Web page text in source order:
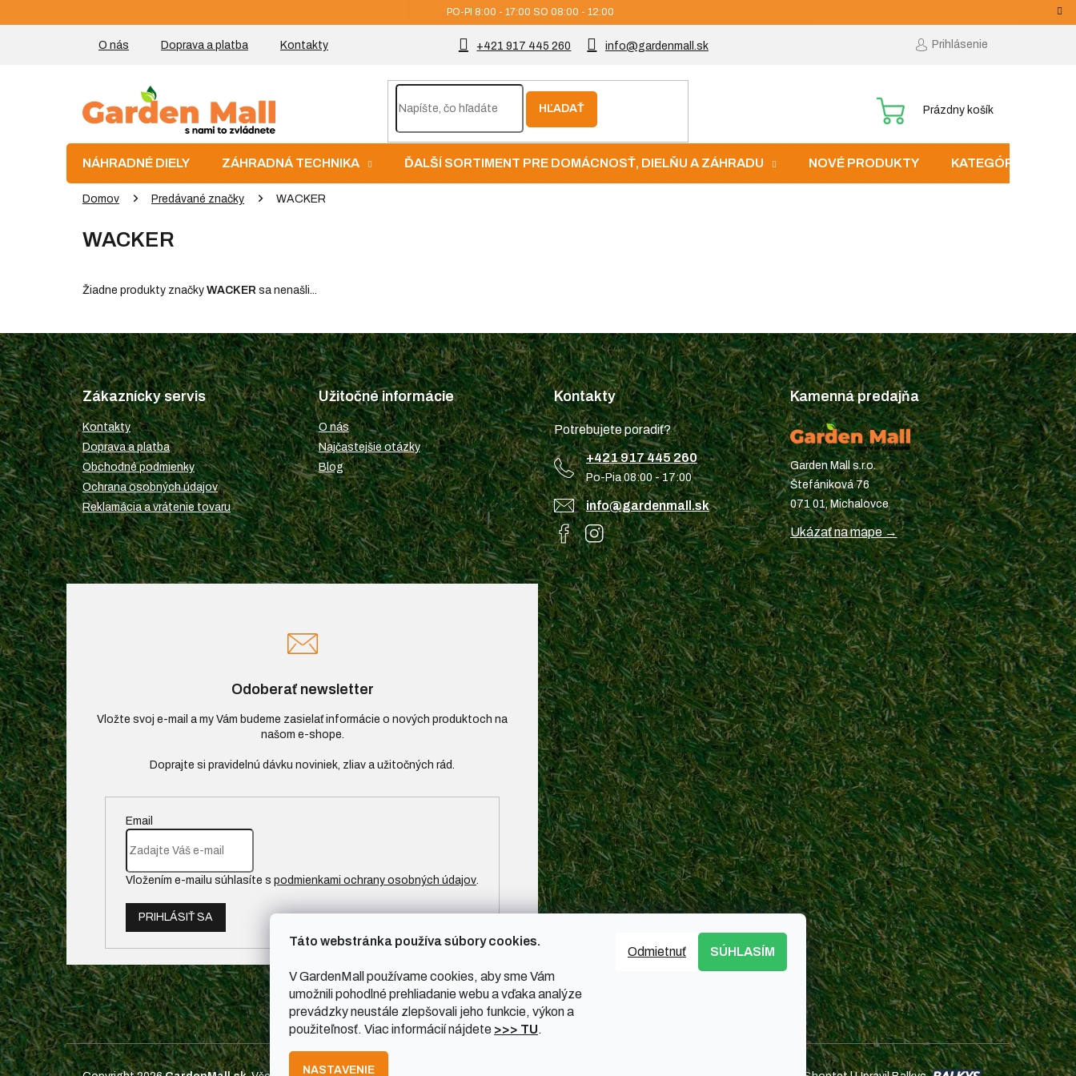
Táto webstránka používa súbory cookies.
V GardenMall používame cookies, aby sme Vám
umožnili pohodlné prehliadanie webu a vďaka analýze
prevádzky neustále zlepšovali jeho funkcie, výkon a
použiteľnosť. Viac informácií nájdete >>> TU.
NASTAVENIE
Odmietnuť SÚHLASÍM
na
PO-PI 8:00 - 17:00 SO 08:00 - 12:00
+421 917 445 260 info@gardenmall.sk
O nás Doprava a platba Kontakty Prihlásenie
HĽADAŤ
NÁKUPNÝ
Prázdny košík
NÁHRADNÉ DIELY ZÁHRADNÁ TECHNIKA ĎALŠÍ SORTIMENT PRE DOMÁCNOSŤ, DIELŇU A ZÁHRADU NOVÉ PRODUKTY KATEGÓRIE
Domov Predávané značky WACKER
WACKER
Žiadne produkty značky WACKER sa nenašli...
Z
á
p
ä
t
i
e
Zákaznícky servis
Kontakty
Doprava a platba
Obchodné podmienky
Ochrana osobných údajov
Reklamácia a vrátenie tovaru
Užitočné informácie
O nás
Najčastejšie otázky
Blog
Kontakty
Potrebujete poradiť?
+421 917 445 260
Po-Pia 08:00 - 17:00
info@gardenmall.sk
Kamenná predajňa
Garden Mall s.r.o.
Štefániková 76
071 01, Michalovce
Ukázať na mape →
Odoberať newsletter
Vložte svoj e-mail a my Vám budeme zasielať informácie o nových produktoch na
našom e-shope.
Email
Vložením e-mailu súhlasíte s podmienkami ochrany osobných údajov.
PRIHLÁSIŤ SA